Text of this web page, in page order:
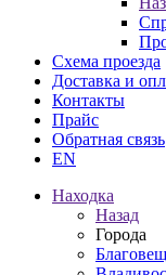
Схема проезда
Доставка и
Контакты
Прайс
Обратная связь
EN
Находка
Назад
Города